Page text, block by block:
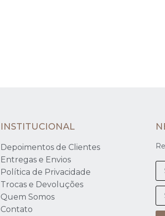
INSTITUCIONAL
Depoimentos de Clientes
Entregas e Envios
Política de Privacidade
Trocas e Devoluções
Quem Somos
Contato